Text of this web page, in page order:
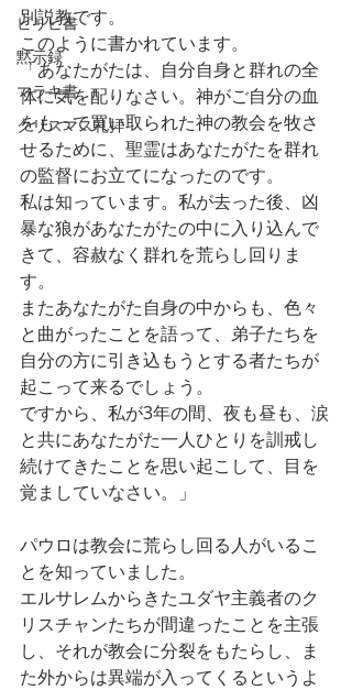
ピリピ書
黙示録
マラキ書
クリスマス礼拝
別説教です。
このように書かれています。
「あなたがたは、自分自身と群れの全
体に気を配りなさい。神がご自分の血
をもって買い取られた神の教会を牧さ
せるために、聖霊はあなたがたを群れ
の監督にお立てになったのです。
私は知っています。私が去った後、凶
暴な狼があなたがたの中に入り込んで
きて、容赦なく群れを荒らし回りま
す。
またあなたがた自身の中からも、色々
と曲がったことを語って、弟子たちを
自分の方に引き込もうとする者たちが
起こって来るでしょう。
ですから、私が3年の間、夜も昼も、涙
と共にあなたがた一人ひとりを訓戒し
続けてきたことを思い起こして、目を
覚ましていなさい。」
パウロは教会に荒らし回る人がいるこ
とを知っていました。
エルサレムからきたユダヤ主義者のク
リスチャンたちが間違ったことを主張
し、それが教会に分裂をもたらし、ま
た外からは異端が入ってくるというよ